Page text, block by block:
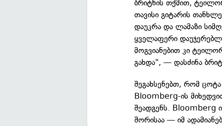
ბრიტნის თქმით,
თავისი გიტარის
დაუკრა და ლამაზი
ყველაფერი
მოგვიანებით კი
გახდა", — დასძინა
შეგახსენებთ, რომ
Bloomberg-ის
შეადგენს. Bloomberg
შორისაა — იმ